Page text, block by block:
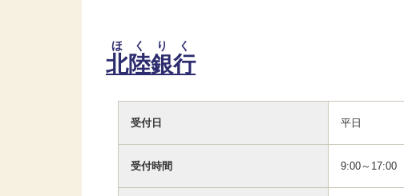
北陸銀行
ほくりく
受付日 平日
受付時間 9:00～17:00